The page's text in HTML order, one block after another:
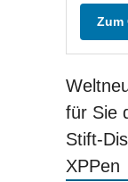
Zum
für Sie
Stift-
XPPen